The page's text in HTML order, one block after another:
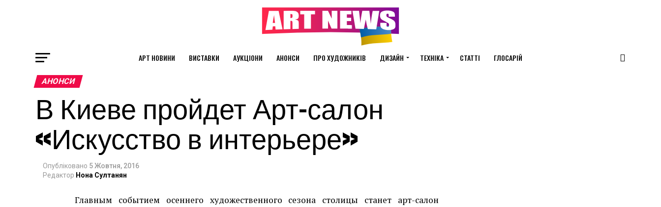
АРТ НОВИНИ ВИСТАВКИ АУКЦІОНИ АНОНСИ ПРО ХУДОЖНИКІВ ДИЗАЙН ТЕХНІКА СТАТТІ ГЛОСАРІЙ
АНОНСИ
В Киеве пройдет Арт-салон
«Искусство в интерьере»
Опубліковано 5 Жовтня, 2016
Редактор Нона Султанян
Главным событием осеннего художественного сезона столицы станет арт-салон